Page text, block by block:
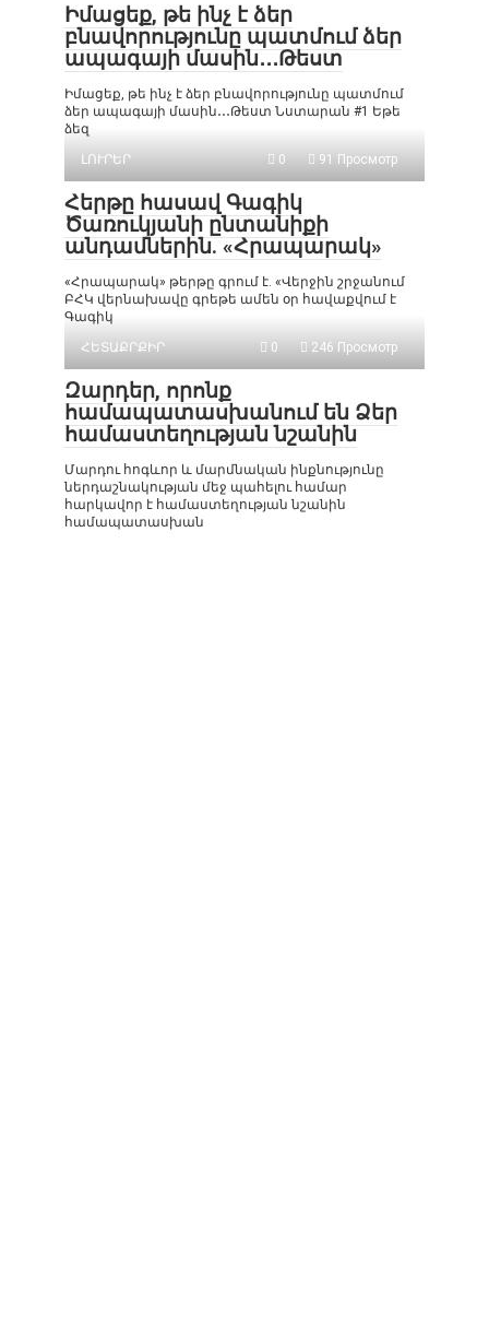
Իմացեք, թե ինչ է ձեր
բնավորությունը պատմում ձեր
ապագայի մասին․․․Թեստ
Իմացեք, թե ինչ է ձեր բնավորությունը պատմում
ձեր ապագայի մասին․․․Թեստ Նստարան #1 Եթե
ձեզ
ԼՈՒՐԵՐ
0 91 Просмотр
Հերթը հասավ Գագիկ
Ծառուկյանի ընտանիքի
անդամներին. «Հրապարակ»
«Հրապարակ» թերթը գրում է. «Վերջին շրջանում
ԲՀԿ վերնախավը գրեթե ամեն օր հավաքվում է
Գագիկ
ՀԵՏԱՔՐՔԻՐ
0 246 Просмотр
Զարդեր, որոնք
համապատասխանում են Ձեր
համաստեղության նշանին
Մարդու հոգևոր և մարմնական ինքնությունը
ներդաշնակության մեջ պահելու համար
հարկավոր է համաստեղության նշանին
համապատասխան